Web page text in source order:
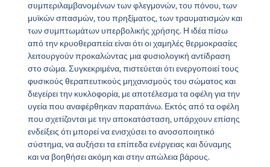
συμπεριλαμβανομένων των φλεγμονών, του πόνου, των
μυϊκών σπασμών, του πρηξίματος, των τραυματισμών και
των συμπτωμάτων υπερβολικής χρήσης. Η ιδέα πίσω
από την κρυοθεραπεία είναι ότι οι χαμηλές θερμοκρασίες
λειτουργούν προκαλώντας μια φυσιολογική αντίδραση
στο σώμα. Συγκεκριμένα, πιστεύεται ότι ενεργοποιεί τους
φυσικούς θεραπευτικούς μηχανισμούς του σώματος και
διεγείρει την κυκλοφορία, με αποτέλεσμα τα οφέλη για την
υγεία που αναφέρθηκαν παραπάνω. Εκτός από τα οφέλη
που σχετίζονται με την αποκατάσταση, υπάρχουν επίσης
ενδείξεις ότι μπορεί να ενισχύσει το ανοσοποιητικό
σύστημα, να αυξήσει τα επίπεδα ενέργειας και δύναμης
και να βοηθήσει ακόμη και στην απώλεια βάρους.